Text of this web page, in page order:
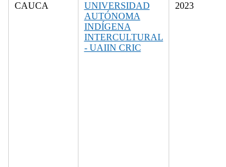
CAUCA
UNIVERSIDAD
AUTÓNOMA
INDÍGENA
INTERCULTURAL
- UAIIN CRIC
2023